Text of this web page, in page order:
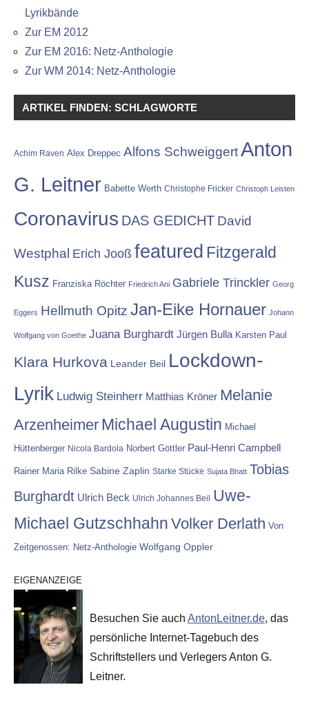
Lyrikbände
Zur EM 2012
Zur EM 2016: Netz-Anthologie
Zur WM 2014: Netz-Anthologie
ARTIKEL FINDEN: SCHLAGWORTE
Achim Raven Alex Dreppec Alfons SchweiggertAnton
G. Leitner Babette Werth Christophe Fricker Christoph Leisten
Coronavirus DAS GEDICHT David
Westphal Erich Jooß featured Fitzgerald
Kusz Franziska Röchter Friedrich Ani Gabriele Trinckler Georg
Eggers Hellmuth Opitz Jan-Eike Hornauer Johann
Wolfgang von Goethe Juana Burghardt Jürgen Bulla Karsten Paul
Klara Hurkova Leander Beil Lockdown-
Lyrik Ludwig Steinherr Matthias Kröner Melanie
Arzenheimer Michael Augustin Michael
Hüttenberger Nicola Bardola Norbert Göttler Paul-Henri Campbell
Rainer Maria Rilke Sabine Zaplin Starke Stücke Sujata Bhatt Tobias
Burghardt Ulrich Beck Ulrich Johannes Beil Uwe-
Michael Gutzschhahn Volker Derlath Von
Zeitgenossen: Netz-Anthologie Wolfgang Oppler
EIGENANZEIGE
Besuchen Sie auch AntonLeitner.de, das
persönliche Internet-Tagebuch des
Schriftstellers und Verlegers Anton G.
Leitner.